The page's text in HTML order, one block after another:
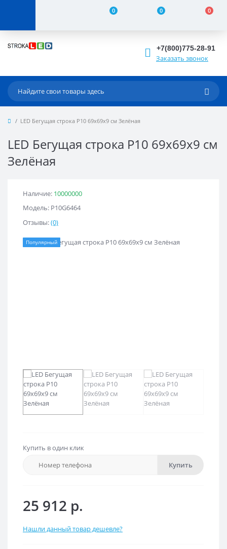
0 0 0
+7(800)775-28-91
Заказать звонок
LED Бегущая строка Р10 69x69x9 см Зелёная
LED Бегущая строка Р10 69x69x9 см
Зелёная
Наличие: 10000000
Модель: Р10G6464
Отзывы:(0)
Популярный
Купить в один клик
Купить
25 912 р.
Нашли данный товар дешевле?